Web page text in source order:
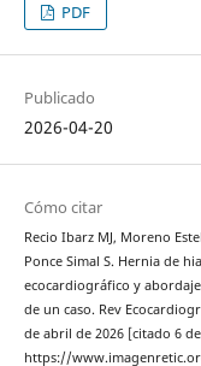
PDF
Publicado
2026-04-20
Cómo citar
Recio Ibarz MJ, Moreno
Ponce Simal S. Hernia de
ecocardiográfico y
de un caso. Rev
de abril de 2026 [citado 6
https://